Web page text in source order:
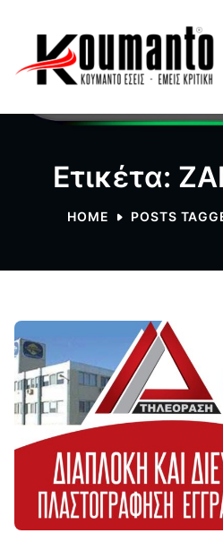
Ετικέτα:
HOME POSTS